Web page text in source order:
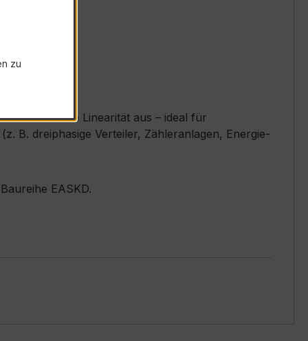
exzellente Linearität aus – ideal für
B. dreiphasige Verteiler, Zähleranlagen, Energie-
EASKD.
zu